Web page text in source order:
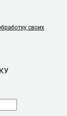
своих